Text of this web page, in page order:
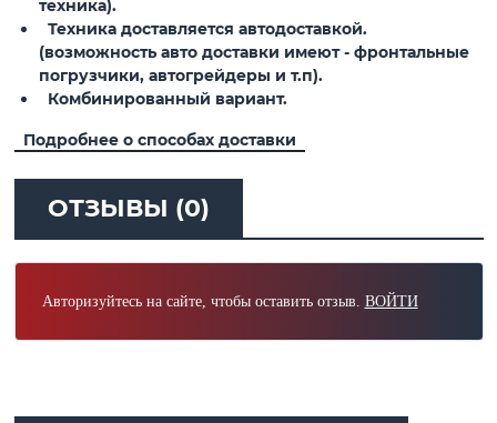
техника).
Техника доставляется автодоставкой.
(возможность авто доставки имеют - фронтальные
погрузчики, автогрейдеры и т.п).
Комбинированный вариант.
Подробнее о способах доставки
ОТЗЫВЫ (0)
Авторизуйтесь на сайте, чтобы оставить отзыв. ВОЙТИ